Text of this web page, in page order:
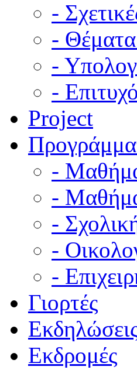
-
-
-
-
Project
-
-
-
-
-
Γιορτές
Εκδρομές